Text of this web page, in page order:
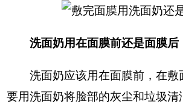
洗面奶用在面膜前还是面膜后
洗面奶应该用在面膜前，在敷
要用洗面奶将脸部的灰尘和垃圾清